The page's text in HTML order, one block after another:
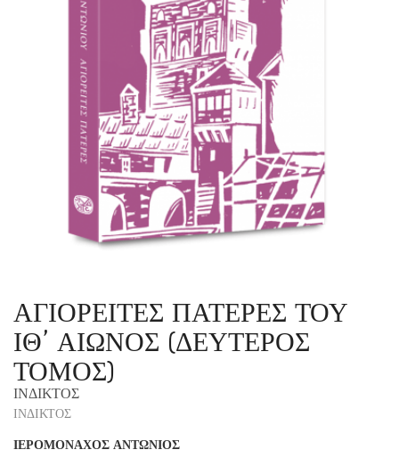
ΑΓΙΟΡΕΙΤΕΣ ΠΑΤΕΡΕΣ ΤΟΥ
ΙΘ’ ΑΙΩΝΟΣ (ΔΕΥΤΕΡΟΣ
ΤΟΜΟΣ)
ΙΝΔΙΚΤΟΣ
ΙΝΔΙΚΤΟΣ
ΙΕΡΟΜΟΝΑΧΟΣ ΑΝΤΩΝΙΟΣ